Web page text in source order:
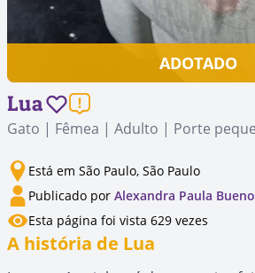
ADOTADO
Lua
Gato | Fêmea | Adulto | Porte
Está em São Paulo, São Paulo
Publicado por Alexandra Paula
Esta página foi vista 629 vezes
A história de Lua